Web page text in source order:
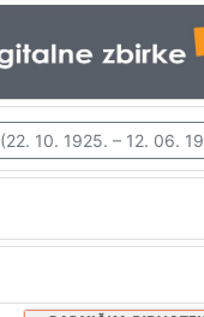
10. 1925. – 12. 06.